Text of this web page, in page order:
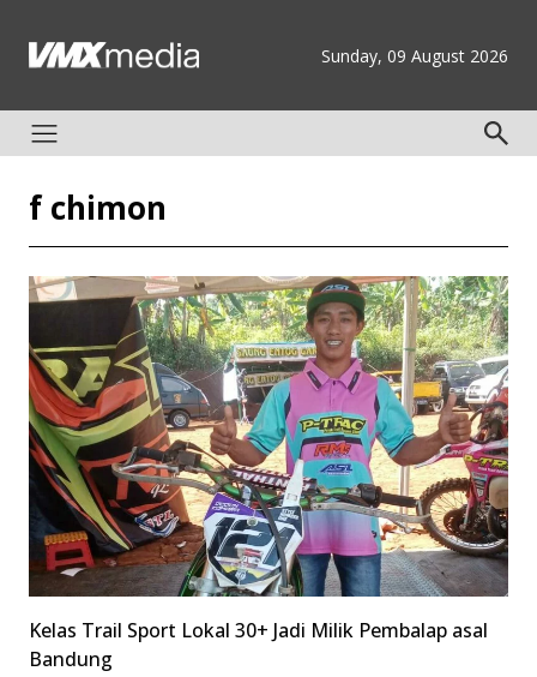
Sunday, 09 August 2026
f chimon
Kelas Trail Sport Lokal 30+ Jadi Milik Pembalap asal
Bandung